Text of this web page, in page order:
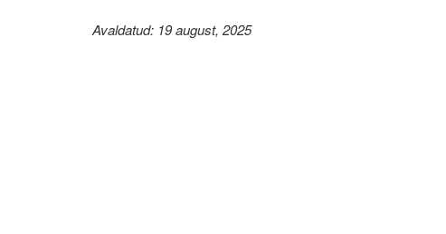
Avaldatud: 19 august, 2025